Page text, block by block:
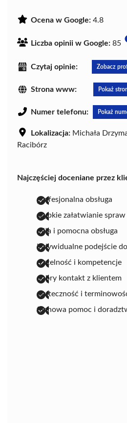
Ocena w Google: 4.8
Liczba opinii w Google: 85
Czytaj opinie: Zobacz
Strona www: Pokaż
Numer telefonu: Pokaż
Lokalizacja: Michała
Racibórz
Najczęściej doceniane przez
profesjonalna obsługa
szybkie załatwianie spraw
miła i pomocna obsługa
indywidualne podejście
rzetelność i kompetencje
dobry kontakt z klientem
skuteczność i
fachowa pomoc i